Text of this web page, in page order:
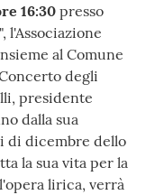
16:30presso
l'Associazione
al Comune
degli
presidente
dalla sua
di dicembre dello
la sua vita per la
lirica, verrà